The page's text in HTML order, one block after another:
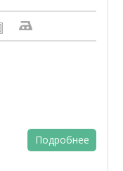
Подробнее